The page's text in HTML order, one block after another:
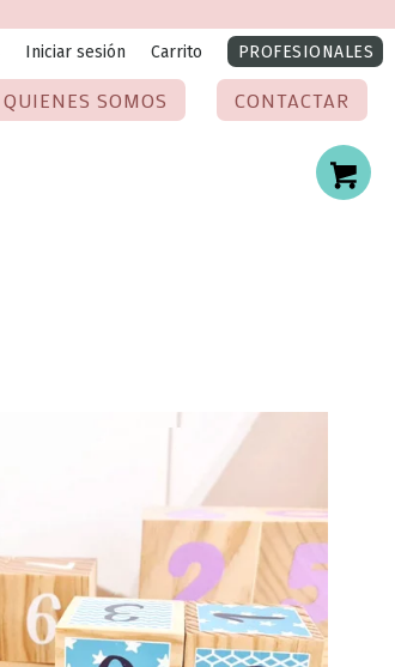
Iniciar sesión Carrito PROFESIONALES
QUIENES SOMOS CONTACTAR